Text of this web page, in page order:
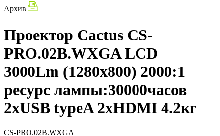
Архив
Проектор Cactus CS-
PRO.02B.WXGA LCD
3000Lm (1280x800) 2000:1
ресурс лампы:30000часов
2xUSB typeA 2xHDMI 4.2кг
CS-PRO.02B.WXGA